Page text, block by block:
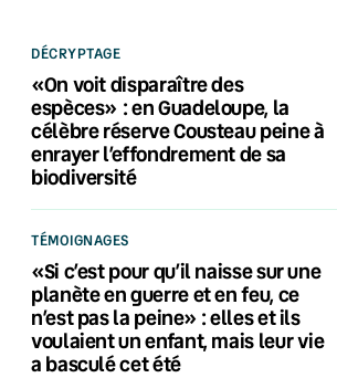
DÉCRYPTAGE
«On voit disparaître des
espèces» : en Guadeloupe, la
célèbre réserve Cousteau peine à
enrayer l’effondrement de sa
biodiversité
TÉMOIGNAGES
«Si c’est pour qu’il naisse sur une
planète en guerre et en feu, ce
n’est pas la peine» : elles et ils
voulaient un enfant, mais leur vie
a basculé cet été